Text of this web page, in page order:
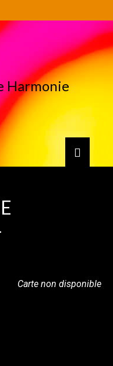
Carte non disponible